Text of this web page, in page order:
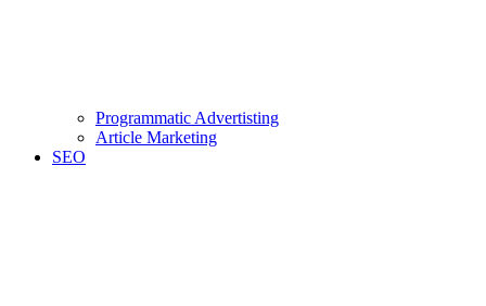
Programmatic Advertisting
Article Marketing
SEO